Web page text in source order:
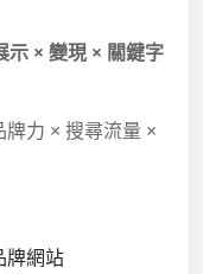
示 × 變現 × 關鍵字
力 × 搜尋流量 ×
牌網站